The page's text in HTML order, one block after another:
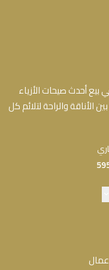
أحدث صيحات الأزياء
الأناقة والراحة لتلائم كل